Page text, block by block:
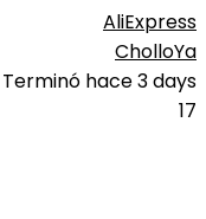
AliExpress
CholloYa
Terminó hace 3 days
17